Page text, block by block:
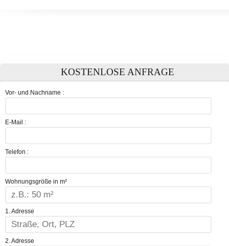
KOSTENLOSE ANFRAGE
Vor- und Nachname :
E-Mail :
Telefon :
Wohnungsgröße in m²
1. Adresse
2. Adresse